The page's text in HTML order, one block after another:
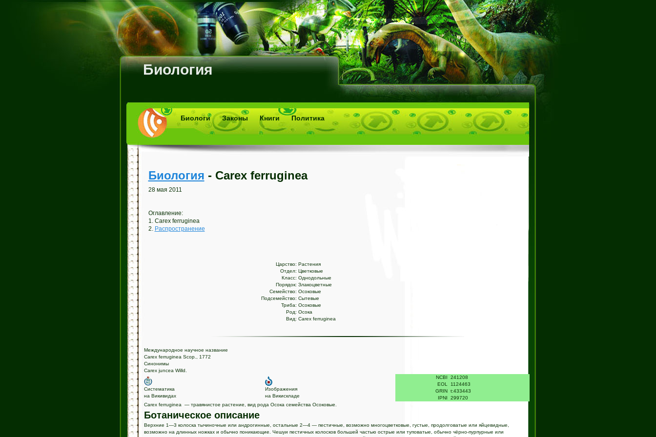
Биология
Биологи Законы Книги Политика
Биология - Carex ferruginea
28 мая 2011
Оглавление:
1. Carex ferruginea
2. Распространение
Царство: Растения
Отдел: Цветковые
Класс: Однодольные
Порядок: Злакоцветные
Семейство: Осоковые
Подсемейство: Сытевые
Триба: Осоковые
Род: Осока
Вид: Carex ferruginea
Международное научное название
Carex ferruginea Scop., 1772
Синонимы
Carex juncea Willd.
Систематика
на Викивидах
Изображения
на Викискладе
NCBI
241208
EOL
1124463
GRIN t:433443
IPNI
299720
Carex ferruginea — травянистое растение, вид рода Осока семейства Осоковые.
Ботаническое описание
Верхние 1—3 колоска тычиночные или андрогинные, остальные 2—4 — пестичные, возможно многоцветковые, густые, продолговатые или яйцевидные,
возможно на длинных ножках и обычно поникающие. Чешуи пестичных колосков большей частью острые или туповатые, обычно чёрно-пурпурные или